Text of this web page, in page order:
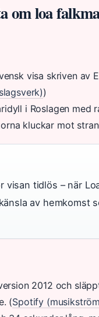
om loa
visa skriven
)
i Roslagen med
kluckar mot
visan tidlös – när
av hemkomst
2012 och
(Spotify